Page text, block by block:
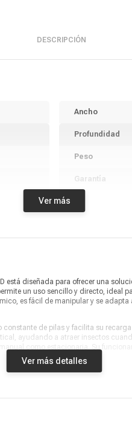
DESCRIPCIÓN
Ancho
Profundidad
Peso
Garantía
Información
Ver más
está diseñada para ofrecer una
un uso sencillo y directo, ideal
es fácil de manipular y se
de pilas y facilita su
ayudando a atraer insectos
y diseño en un solo producto.
Ver más detalles